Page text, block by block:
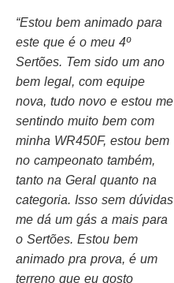
“Estou bem animado para
este que é o meu 4º
Sertões. Tem sido um ano
bem legal, com equipe
nova, tudo novo e estou me
sentindo muito bem com
minha WR450F, estou bem
no campeonato também,
tanto na Geral quanto na
categoria. Isso sem dúvidas
me dá um gás a mais para
o Sertões. Estou bem
animado pra prova, é um
terreno que eu gosto